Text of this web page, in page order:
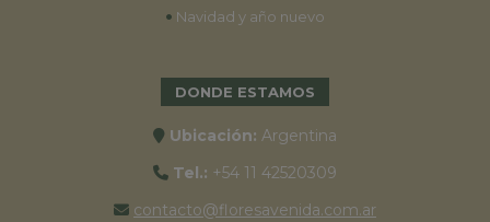
• Navidad y año nuevo
DONDE ESTAMOS
Ubicación: Argentina
Tel.: +54 11 42520309
contacto@floresavenida.com.ar